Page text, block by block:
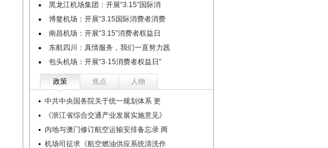
黑龙江机场集团：开展“3.15”国际消
博鳌机场：开展“3.15国际消费者消费
南昌机场：开展“3.15”消费者权益日
东航四川：真情服务，我们一直努力践
包头机场：开展“3·15消费者权益日”
政策 焦点 人物
中共中央国务院关于统一规划体系 更
《浙江省综合交通产业发展实施意见》
内地与澳门修订航空运输安排备忘录 两
机场司征求《航空燃油供应系统清洗作